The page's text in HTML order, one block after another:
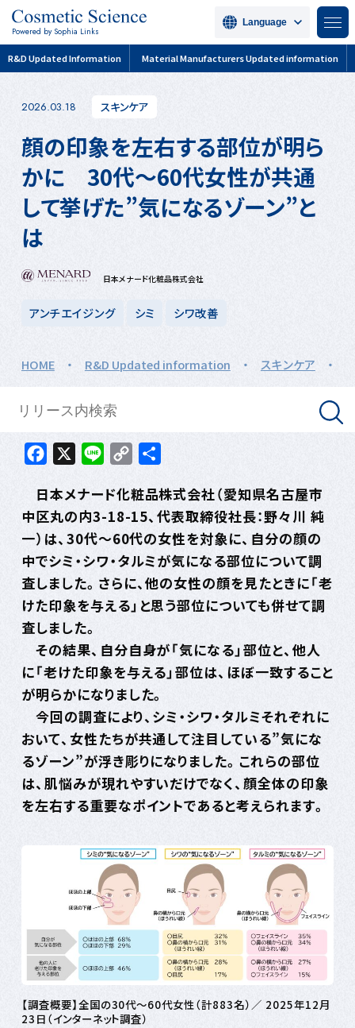
Powered by Sophia Links
Language
R&D Updated Information Material Manufacturers Updated information
2026.03.18 スキンケア
顔の印象を左右する部位が明ら
かに 30代～60代女性が共通
して挙げた”気になるゾーン”と
は
日本メナード化粧品株式会社
アンチエイジング シミ シワ改善
HOME・ R&D Updated information ・ スキンケア ・
Facebook Line
Copy
日本メナード化粧品株式会社（愛知県名古屋市
中区丸の内3-18-15、代表取締役社長：野々川 純
一）は、30代～60代の女性を対象に、自分の顔の
中でシミ・シワ・タルミが気になる部位について調
査しました。さらに、他の女性の顔を見たときに「老
けた印象を与える」と思う部位についても併せて調
査しました。
その結果、自分自身が「気になる」部位と、他人
に「老けた印象を与える」部位は、ほぼ一致すること
が明らかになりました。
今回の調査により、シミ・シワ・タルミそれぞれに
おいて、女性たちが共通して注目している”気にな
るゾーン”が浮き彫りになりました。これらの部位
は、肌悩みが現れやすいだけでなく、顔全体の印象
を左右する重要なポイントであると考えられます。
【調査概要】全国の30代～60代女性（計883名）／ 2025年12月
23日（インターネット調査）